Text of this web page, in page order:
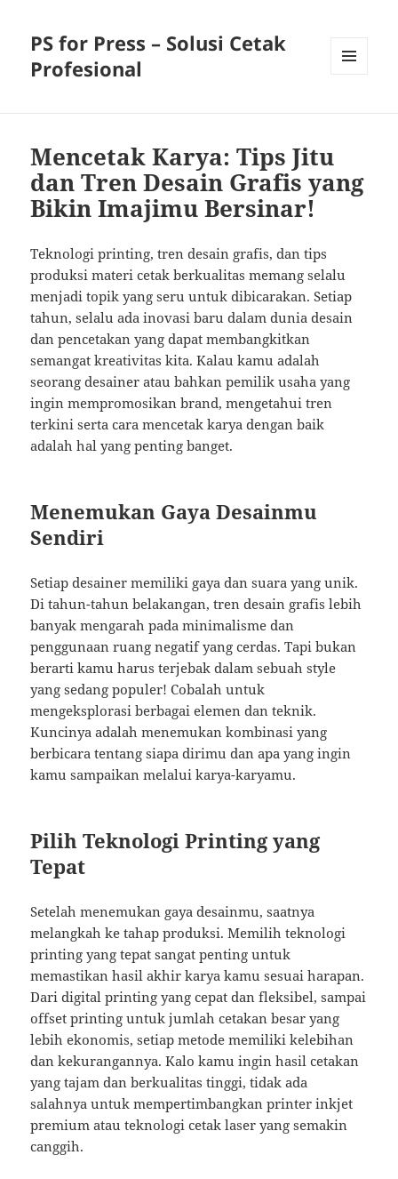
PS for Press – Solusi Cetak
Profesional
Mencetak Karya: Tips Jitu
dan Tren Desain Grafis yang
Bikin Imajimu Bersinar!
Teknologi printing, tren desain grafis, dan tips
produksi materi cetak berkualitas memang selalu
menjadi topik yang seru untuk dibicarakan. Setiap
tahun, selalu ada inovasi baru dalam dunia desain
dan pencetakan yang dapat membangkitkan
semangat kreativitas kita. Kalau kamu adalah
seorang desainer atau bahkan pemilik usaha yang
ingin mempromosikan brand, mengetahui tren
terkini serta cara mencetak karya dengan baik
adalah hal yang penting banget.
Menemukan Gaya Desainmu
Sendiri
Setiap desainer memiliki gaya dan suara yang unik.
Di tahun-tahun belakangan, tren desain grafis lebih
banyak mengarah pada minimalisme dan
penggunaan ruang negatif yang cerdas. Tapi bukan
berarti kamu harus terjebak dalam sebuah style
yang sedang populer! Cobalah untuk
mengeksplorasi berbagai elemen dan teknik.
Kuncinya adalah menemukan kombinasi yang
berbicara tentang siapa dirimu dan apa yang ingin
kamu sampaikan melalui karya-karyamu.
Pilih Teknologi Printing yang
Tepat
Setelah menemukan gaya desainmu, saatnya
melangkah ke tahap produksi. Memilih teknologi
printing yang tepat sangat penting untuk
memastikan hasil akhir karya kamu sesuai harapan.
Dari digital printing yang cepat dan fleksibel, sampai
offset printing untuk jumlah cetakan besar yang
lebih ekonomis, setiap metode memiliki kelebihan
dan kekurangannya. Kalo kamu ingin hasil cetakan
yang tajam dan berkualitas tinggi, tidak ada
salahnya untuk mempertimbangkan printer inkjet
premium atau teknologi cetak laser yang semakin
canggih.